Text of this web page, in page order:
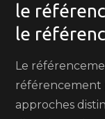
le
le
Le
référencement
approches